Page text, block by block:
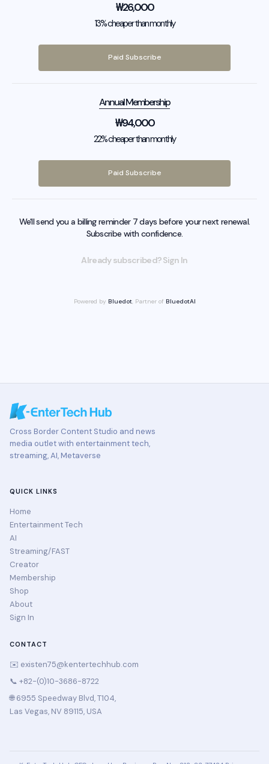
₩26,000
13% cheaper than monthly
Paid Subscribe
Annual Membership
₩94,000
22% cheaper than monthly
Paid Subscribe
We'll send you a billing reminder 7 days before your next renewal.
Subscribe with confidence.
Already subscribed? Sign In
Powered by Bluedot, Partner of BluedotAI
Cross Border Content Studio and news
media outlet with entertainment tech,
streaming, AI, Metaverse
QUICK LINKS
Home
Entertainment Tech
AI
Streaming/FAST
Creator
Membership
Shop
About
Sign In
CONTACT
✉️ existen75@kentertechhub.com
📞 +82-(0)10-3686-8722
🌐 6955 Speedway Blvd, T104,
Las Vegas, NV 89115, USA